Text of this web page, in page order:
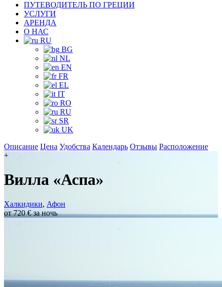
ПУТЕВОДИТЕЛЬ ПО ГРЕЦИИ
УСЛУГИ
АРЕНДА
О НАС
RU
BG
NL
EN
FR
EL
IT
RO
RU
SR
UK
Описание Цена Удобства Календарь Отзывы Расположение
+
Вилла «Аспа»
Халкидики, Афон
от 720 € за ночь